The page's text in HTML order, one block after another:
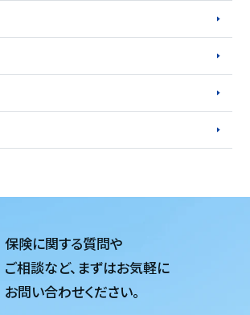
保険に関する質問や
ご相談など、 まずはお気軽に
お問い合わせください。